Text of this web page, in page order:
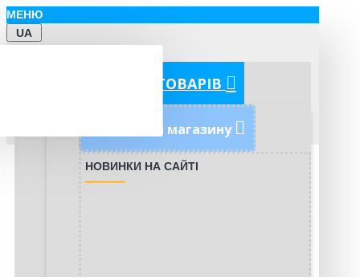
МЕНЮ
UA
КАТЕГОРІЇ ТОВАРІВ
Новинки магазину
НОВИНКИ НА САЙТІ